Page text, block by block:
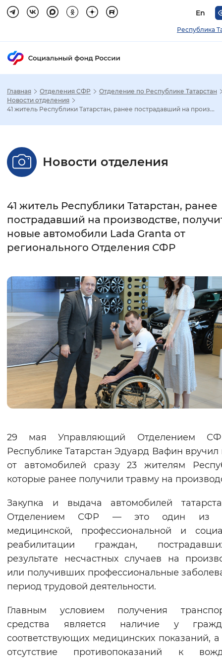
En
Республика
Настройка режима отображения
Стандартный Увеличенный
Без засечек
Интервал между буквами
Цвет сайта
Монохромный Инверсивный
Синий фон
Изображения
Включены Выключены
Звуковой ассистент
Вернуть стандартные настройки
Главная Отделения СФР
Отделение по Республике Татарстан
Новости отделения
41 житель Республики Татарстан, ранее пострадавший на произ...
Новости отделения
41 житель Республики Татарстан, ранее
пострадавший на производстве,
новые автомобили Lada Granta от
регионального Отделения СФР
29 мая Управляющий Отделением
Республике Татарстан Эдуард Вафин
от автомобилей сразу 23 жителям
которые ранее получили травму на
Закупка и выдача автомобилей
Отделением СФР — это один из
медицинской, профессиональной и
реабилитации граждан,
результате несчастных случаев на
или получивших профессиональные
период трудовой деятельности.
Главным условием получения
средства является наличие у
соответствующих медицинских показаний,
отсутствие противопоказаний к